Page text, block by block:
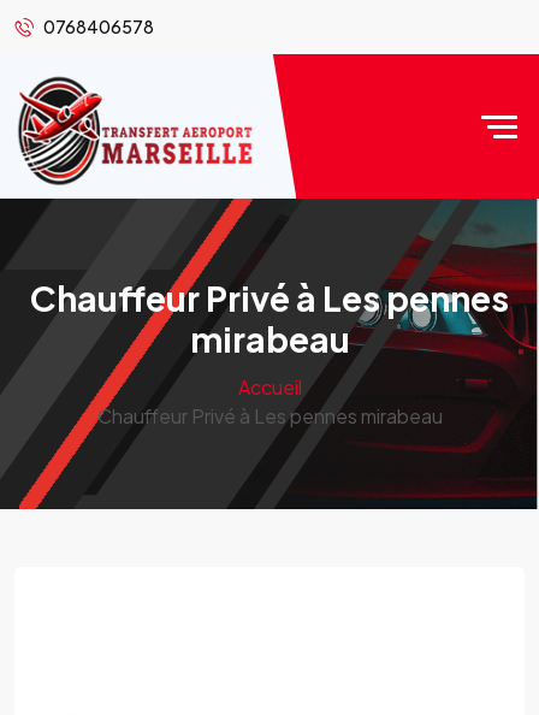
0768406578
Chauffeur Privé à Les pennes
mirabeau
Accueil
Chauffeur Privé à Les pennes mirabeau